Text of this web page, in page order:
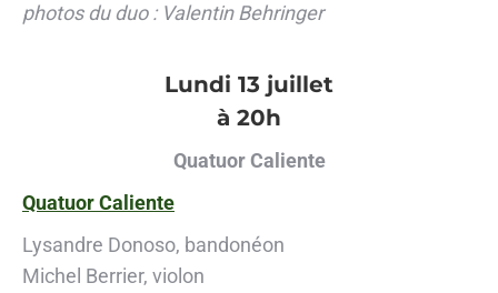
photos du duo : Valentin Behringer
Lundi 13 juillet
à 20h
Quatuor Caliente
Quatuor Caliente
Lysandre Donoso, bandonéon
Michel Berrier, violon